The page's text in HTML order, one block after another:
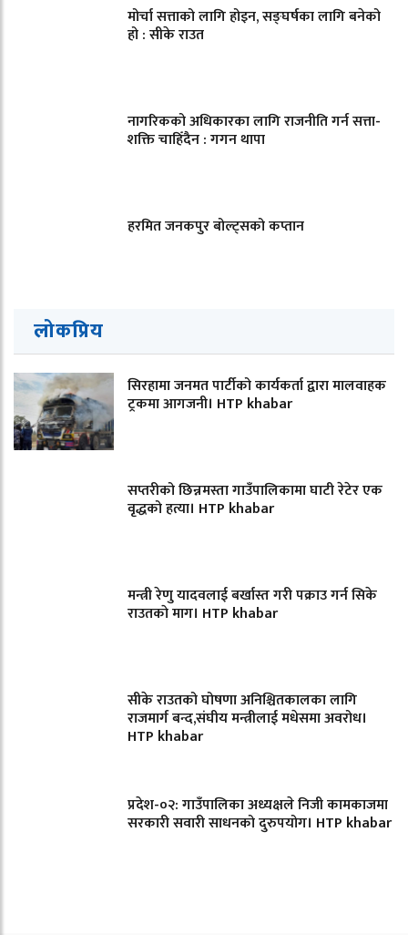
मोर्चा सत्ताको लागि होइन, सङ्घर्षका लागि बनेको
हो : सीके राउत
नागरिकको अधिकारका लागि राजनीति गर्न सत्ता-
शक्ति चाहिँदैन : गगन थापा
हरमित जनकपुर बोल्ट्सको कप्तान
लोकप्रिय
सिरहामा जनमत पार्टीको कार्यकर्ता द्वारा मालवाहक
ट्रकमा आगजनी। HTP khabar
सप्तरीको छिन्नमस्ता गाउँपालिकामा घाटी रेटेर एक
वृद्धको हत्या। HTP khabar
मन्त्री रेणु यादवलाई बर्खास्त गरी पक्राउ गर्न सिके
राउतकाे माग। HTP khabar
सीके राउतको घोषणा अनिश्चितकालका लागि
राजमार्ग बन्द,संघीय मन्त्रीलाई मधेसमा अवरोध।
HTP khabar
प्रदेश-०२: गाउँपालिका अध्यक्षले निजी कामकाजमा
सरकारी सवारी साधनको दुरुपयोग। HTP khabar